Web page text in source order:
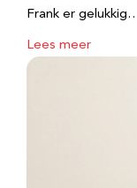
Frank er
Lees meer